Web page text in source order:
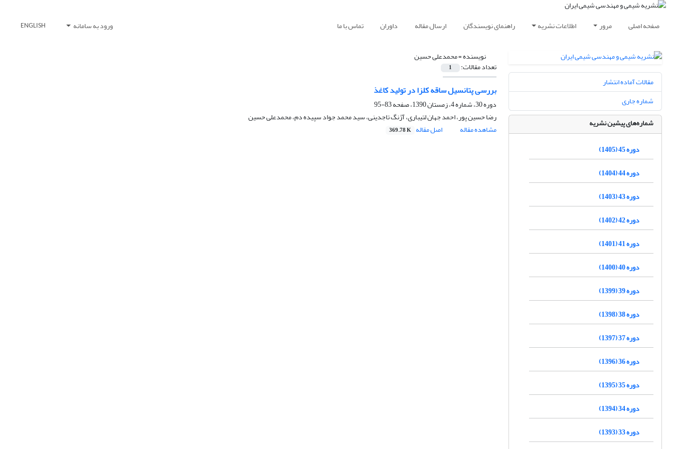
صفحه اصلی مرور اطلاعات نشریه راهنمای نویسندگان ارسال مقاله داوران تماس با ما ورود به سامانه ENGLISH
نویسنده =محمدعلی حسین
تعداد مقالات: 1
بررسی پتانسیل ساقه کلزا در تولید کاغذ
دوره 30، شماره 4، زمستان 1390، صفحه
83-95
رضا حسین پور، احمد جهان لتیباری، آژنگ تاجدینی، سید محمد جواد سپیده دم، محمدعلی حسین
مشاهده مقاله
اصل مقاله 369.78 K
مقالات آماده انتشار
شماره جاری
شماره‌های پیشین نشریه
دوره 45 (1405)
دوره 44 (1404)
دوره 43 (1403)
دوره 42 (1402)
دوره 41 (1401)
دوره 40 (1400)
دوره 39 (1399)
دوره 38 (1398)
دوره 37 (1397)
دوره 36 (1396)
دوره 35 (1395)
دوره 34 (1394)
دوره 33 (1393)